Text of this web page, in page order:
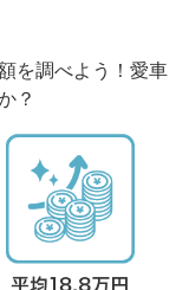
を調べよう！愛車
？